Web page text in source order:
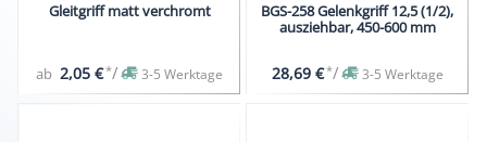
Gleitgriff matt verchromt
ab 2,05 €*/ 3-5 Werktage
BGS-258 Gelenkgriff 12,5 (1/2),
ausziehbar, 450-600 mm
28,69 €*/ 3-5 Werktage